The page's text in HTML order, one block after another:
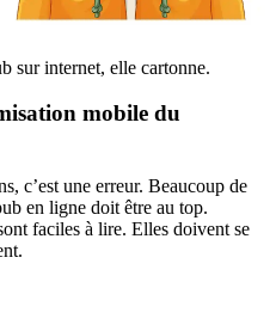
sur internet, elle cartonne.
mobile du
c’est une erreur. Beaucoup de
en ligne doit être au top.
faciles à lire. Elles doivent se